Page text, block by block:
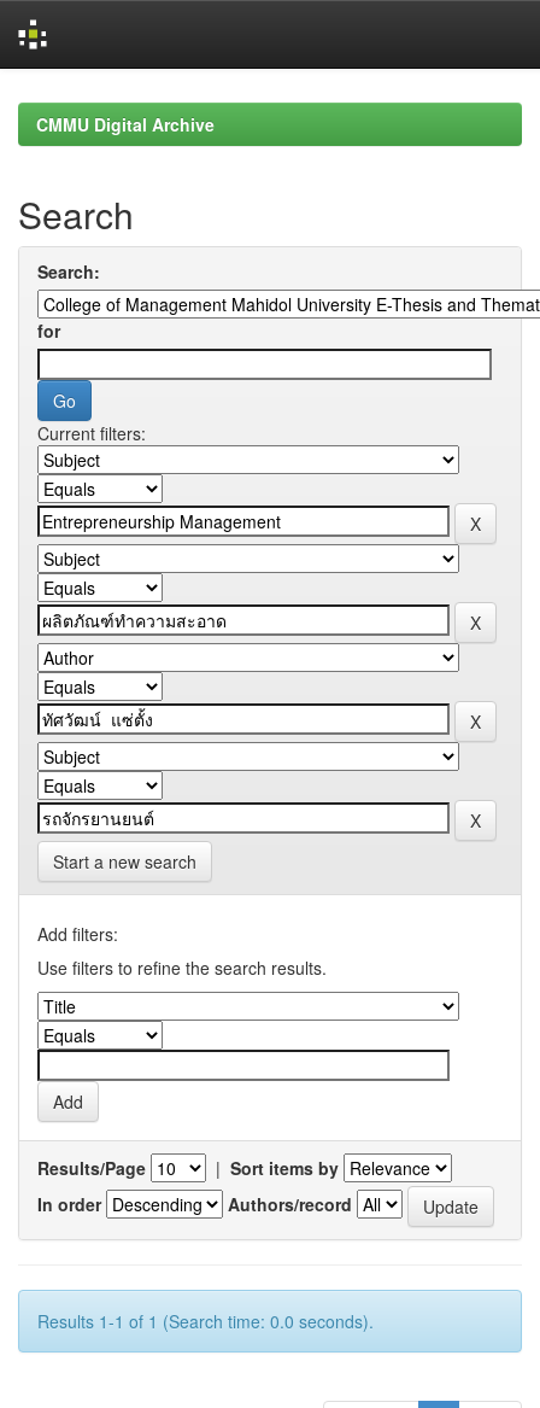
navigationCMMU Digital Archive
Search
Search:
for
Current filters:
Start a new search
Add filters:
Use filters to refine the search results.
Results/Page | Sort items by
In order
Authors/record
Results 1-1 of 1 (Search time: 0.0 seconds).